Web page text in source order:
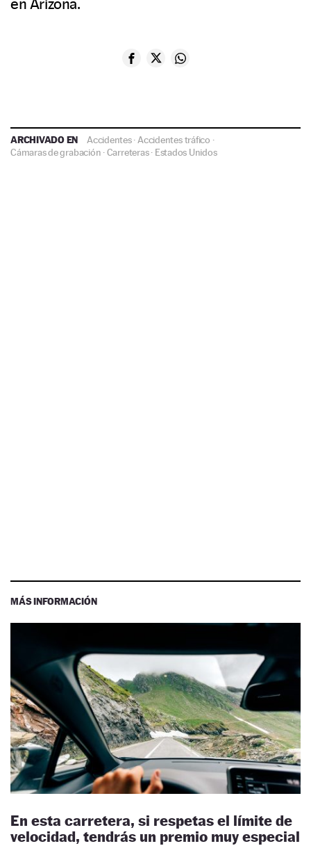
ARCHIVADO EN Accidentes· Accidentes tráfico ·
Cámaras de grabación ·Carreteras· Estados Unidos
MÁS INFORMACIÓN
En esta carretera, si respetas el límite de
velocidad, tendrás un premio muy especial